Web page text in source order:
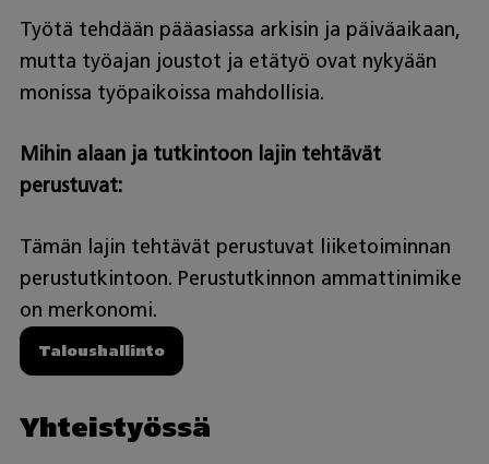
Työtä tehdään pääasiassa arkisin ja päiväaikaan,
mutta työajan joustot ja etätyö ovat nykyään
monissa työpaikoissa mahdollisia.
Mihin alaan ja tutkintoon lajin tehtävät
perustuvat:
Tämän lajin tehtävät perustuvat liiketoiminnan
perustutkintoon. Perustutkinnon ammattinimike
on merkonomi.
Taloushallinto
Yhteistyössä